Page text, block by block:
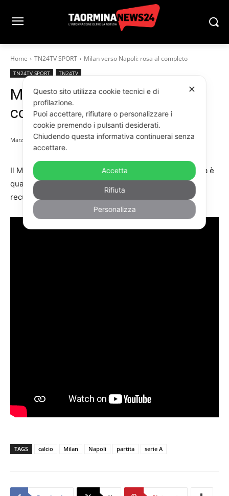
Home TN24TV SPORT Milan verso Napoli: rosa al completo
TN24TV SPORT TN24TV
Milan verso Napoli: rosa al
completo
Marzo 27, 2025
Il Milan prepara la trasferta contro il Napoli. La squadra è
quasi al completo. Anche Emerson Royal si avvicina al
recupero. Le immagini dell’allenamento dei rossoneri.
TAGS calcio Milan Napoli partita serie A
✕
Questo sito utilizza cookie tecnici e di
profilazione.
Puoi accettare, rifiutare o personalizzare i
cookie premendo i pulsanti desiderati.
Chiudendo questa informativa continuerai senza
accettare.
Accetta
Rifiuta
Personalizza